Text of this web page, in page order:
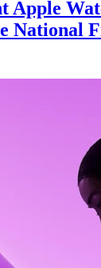
Apple
National